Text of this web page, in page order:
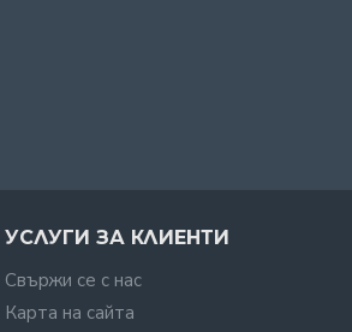
УСЛУГИ ЗА КЛИЕНТИ
Свържи се с нас
Карта на сайта